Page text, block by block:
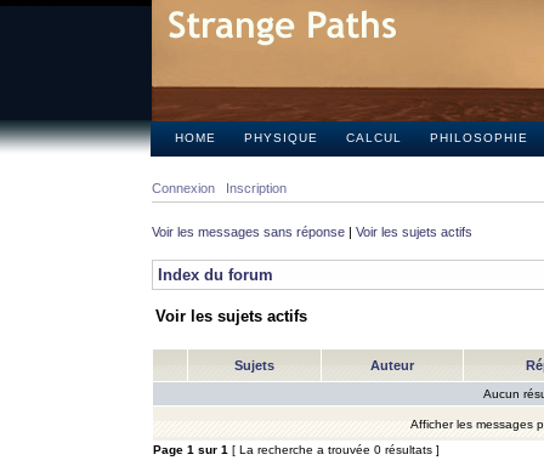
HOME PHYSIQUE CALCUL PHILOSOPHIE
Connexion Inscription
Voir les messages sans réponse | Voir les sujets actifs
Index du forum
Voir les sujets actifs
Sujets Auteur
Aucun
Afficher les messages
Page 1 sur 1 [ La recherche a trouvée 0 résultats ]